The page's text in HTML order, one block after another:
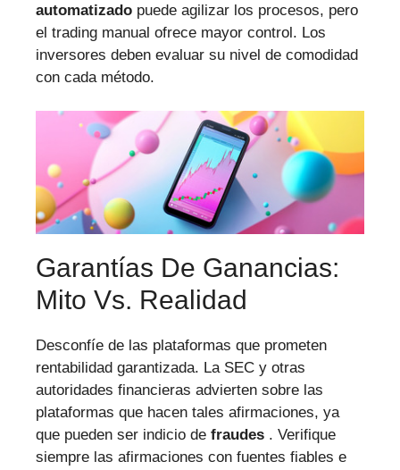
automatizado puede agilizar los procesos, pero
el trading manual ofrece mayor control. Los
inversores deben evaluar su nivel de comodidad
con cada método.
Garantías De Ganancias:
Mito Vs. Realidad
Desconfíe de las plataformas que prometen
rentabilidad garantizada. La SEC y otras
autoridades financieras advierten sobre las
plataformas que hacen tales afirmaciones, ya
que pueden ser indicio de fraudes . Verifique
siempre las afirmaciones con fuentes fiables e